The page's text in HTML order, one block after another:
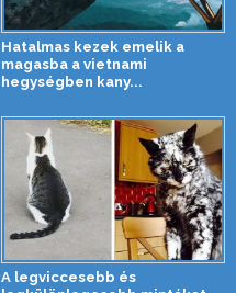
Hatalmas kezek emelik a
magasba a vietnami
hegységben kany...
A legviccesebb és